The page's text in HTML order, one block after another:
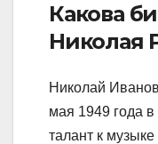
Какова
Николая
Николай
мая 1949 года
талант к музыке